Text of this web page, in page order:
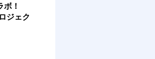
！
ジェク